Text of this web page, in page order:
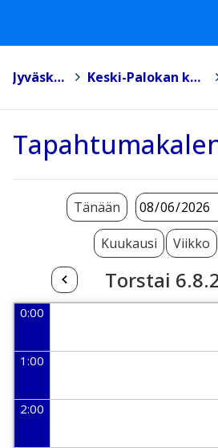
Jyväskylä > Keski-Palokan koulu >
Kuukausi Viikko
Torstai
Tänään
0:00
1:00
2:00